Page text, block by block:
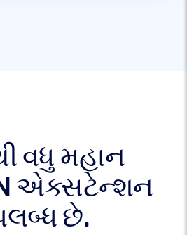
વધુ મહાન
એક્સટેન્શન
છે.